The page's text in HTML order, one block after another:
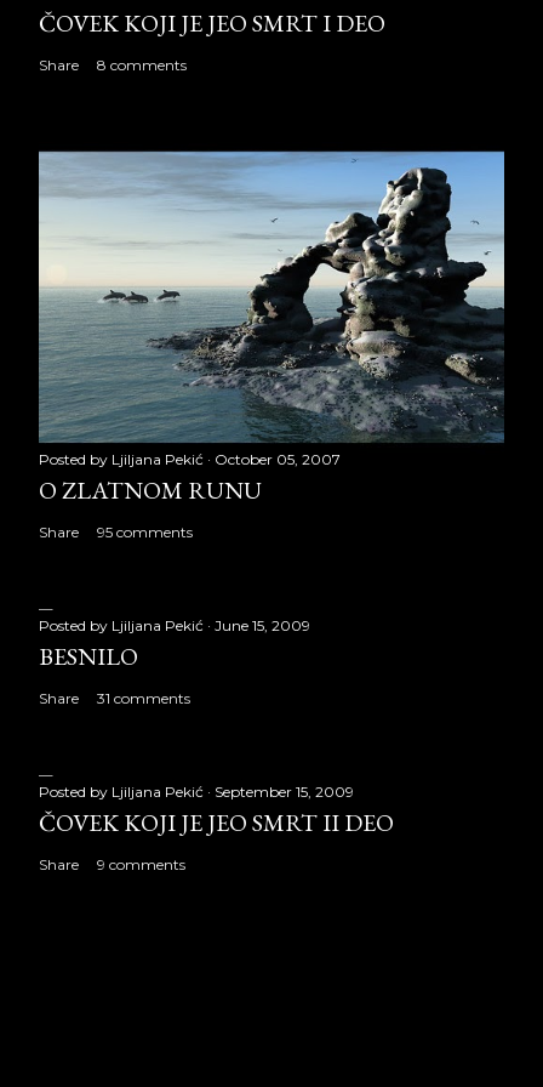
ČOVEK KOJI JE JEO SMRT I DEO
Share 8 comments
Posted by Ljiljana Pekić October 05, 2007
O ZLATNOM RUNU
Share 95 comments
Posted by Ljiljana Pekić June 15, 2009
BESNILO
Share 31 comments
Posted by Ljiljana Pekić September 15, 2009
ČOVEK KOJI JE JEO SMRT II DEO
Share 9 comments